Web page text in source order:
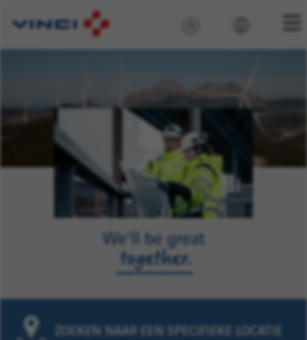
ZOEKEN NAAR EEN SPECIFIEKE LOCATIE